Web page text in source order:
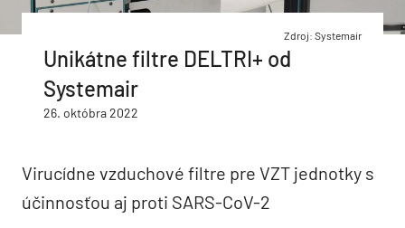
Zdroj: Systemair
Unikátne filtre DELTRI+ od
Systemair
26. októbra 2022
Virucídne vzduchové filtre pre VZT jednotky s
účinnosťou aj proti SARS-CoV-2